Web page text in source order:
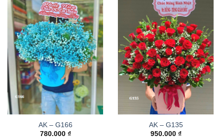
AK – G166
780.000 ₫
AK – G135
950.000 ₫